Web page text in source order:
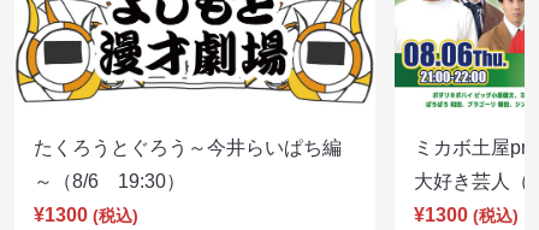
たくろうとぐろう～今井らいぱち編
～（8/6 19:30）
¥1300 (税込)
ミカボ土屋
大好き芸人
¥1300 (税込)